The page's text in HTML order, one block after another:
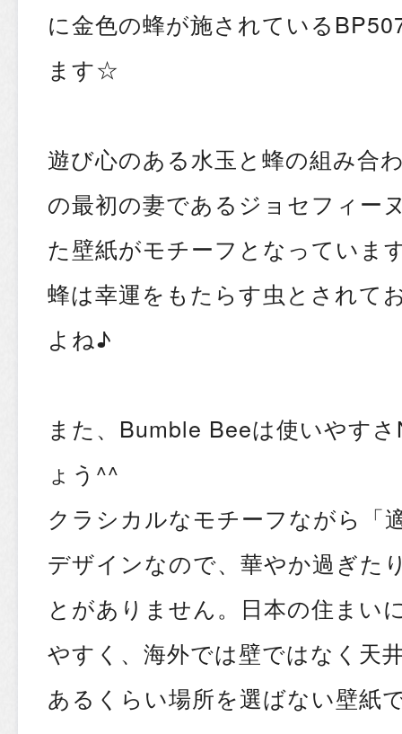
に金色の蜂が施されている
ます☆
遊び心のある水玉と蜂の組み合
の最初の妻であるジョセフィー
た壁紙がモチーフとなっていま
蜂は幸運をもたらす虫とされて
よね♪
また、Bumble Beeは使いやす
ょう^^
クラシカルなモチーフながら「
デザインなので、華やか過ぎた
とがありません。日本の住まい
やすく、海外では壁ではなく天
あるくらい場所を選ばない壁紙